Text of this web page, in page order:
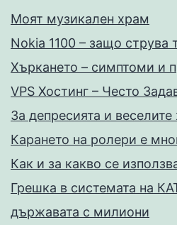
Моят музикален храм
Nokia 1100 – защо струва
Хъркането – симптоми и
VPS Хостинг – Често
За депресията и веселите
Карането на ролери е
Как и за какво се
Грешка в системата на
държавата с милиони